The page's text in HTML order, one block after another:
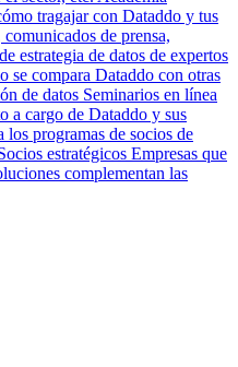
tragajar con Dataddo y tus
de prensa,
estrategia de datos de expertos
se compara Dataddo con otras
de datos Seminarios en línea
a cargo de Dataddo y sus
los programas de socios de
estratégicos Empresas que
complementan las